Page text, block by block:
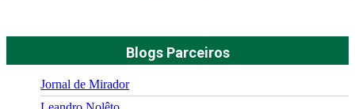
Blogs Parceiros
Jornal de Mirador